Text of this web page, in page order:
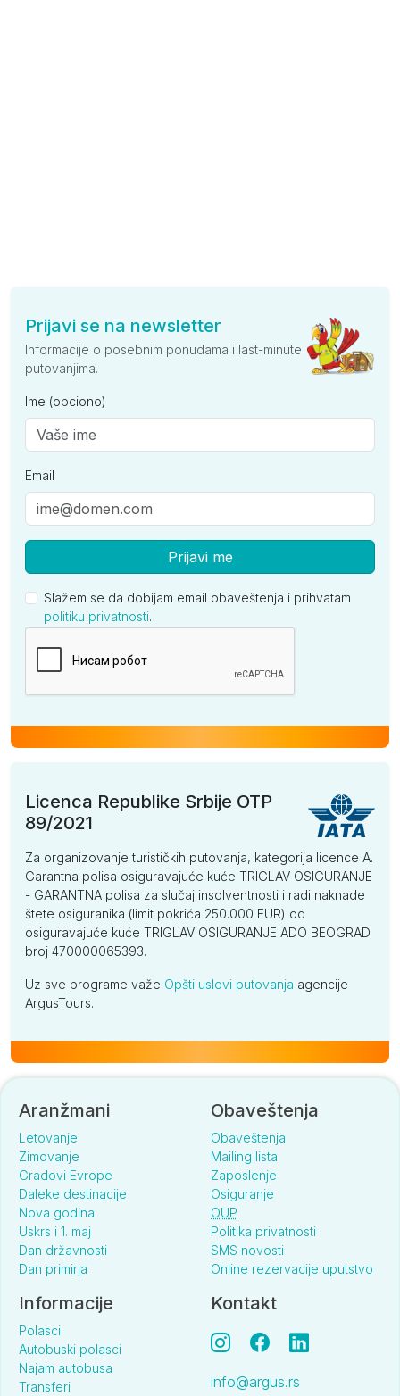
Prijavi se na newsletter
Informacije o posebnim ponudama i last-minute
putovanjima.
Ime (opciono)
Email
Prijavi me
Slažem se da dobijam email obaveštenja i prihvatam
politiku privatnosti.
Licenca Republike Srbije OTP
89/2021
Za organizovanje turističkih putovanja, kategorija licence A.
Garantna polisa osiguravajuće kuće TRIGLAV OSIGURANJE
- GARANTNA polisa za slučaj insolventnosti i radi naknade
štete osiguranika (limit pokrića 250.000 EUR) od
osiguravajuće kuće TRIGLAV OSIGURANJE ADO BEOGRAD
broj 470000065393.
Uz sve programe važe Opšti uslovi putovanja agencije
ArgusTours.
Aranžmani
Letovanje
Zimovanje
Gradovi Evrope
Daleke destinacije
Nova godina
Uskrs i 1. maj
Dan državnosti
Dan primirja
Obaveštenja
Obaveštenja
Mailing lista
Zaposlenje
Osiguranje
OUP
Politika privatnosti
SMS novosti
Online rezervacije uputstvo
Informacije
Polasci
Autobuski polasci
Najam autobusa
Transferi
Kontakt
info@argus.rs